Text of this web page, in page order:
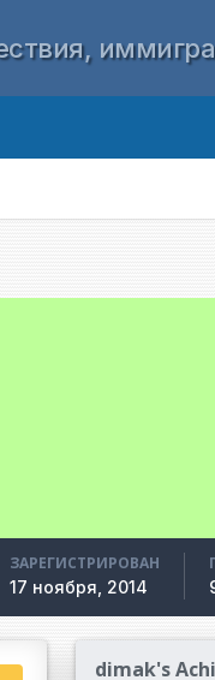
ЗАРЕГИСТРИРОВАН
17 ноября, 2014
dimak's